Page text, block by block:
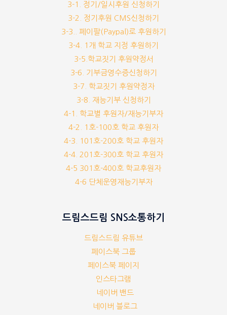
3-1. 정기/일시후원 신청하기
3-2. 정기후원 CMS신청하기
3-3.. 페이팔(Paypal)로 후원하기
3-4. 1개 학교 지정 후원하기
3-5.학교짓기 후원약정서
3-6. 기부금영수증신청하기
3-7. 학교짓기 후원약정자
3-8. 재능기부 신청하기
4-1. 학교별 후원자/재능기부자
4-2. 1호-100호 학교 후원자
4-3. 101호-200호 학교 후원자
4-4. 201호-300호 학교 후원자
4-5 301호-400호 학교후원자
4-6 단체운영재능기부자
드림스드림 SNS소통하기
드림스드림 유튜브
페이스북 그룹
페이스북 페이지
인스타그램
네이버 밴드
네이버 블로그